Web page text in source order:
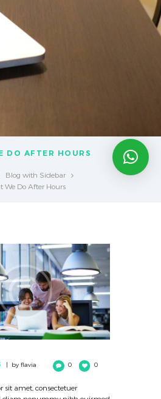
DO AFTER HOURS
Blog with Sidebar
We Do After Hours
by flavia 0 0
sit amet, consectetuer